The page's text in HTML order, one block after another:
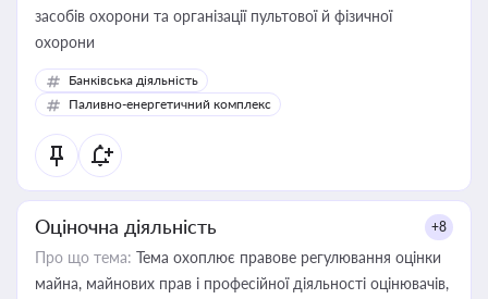
засобів охорони та організації пультової й фізичної
охорони
Банківська діяльність
Паливно-енергетичний комплекс
Оціночна діяльність +8
Про що тема: Тема охоплює правове регулювання оцінки
майна, майнових прав і професійної діяльності оцінювачів,